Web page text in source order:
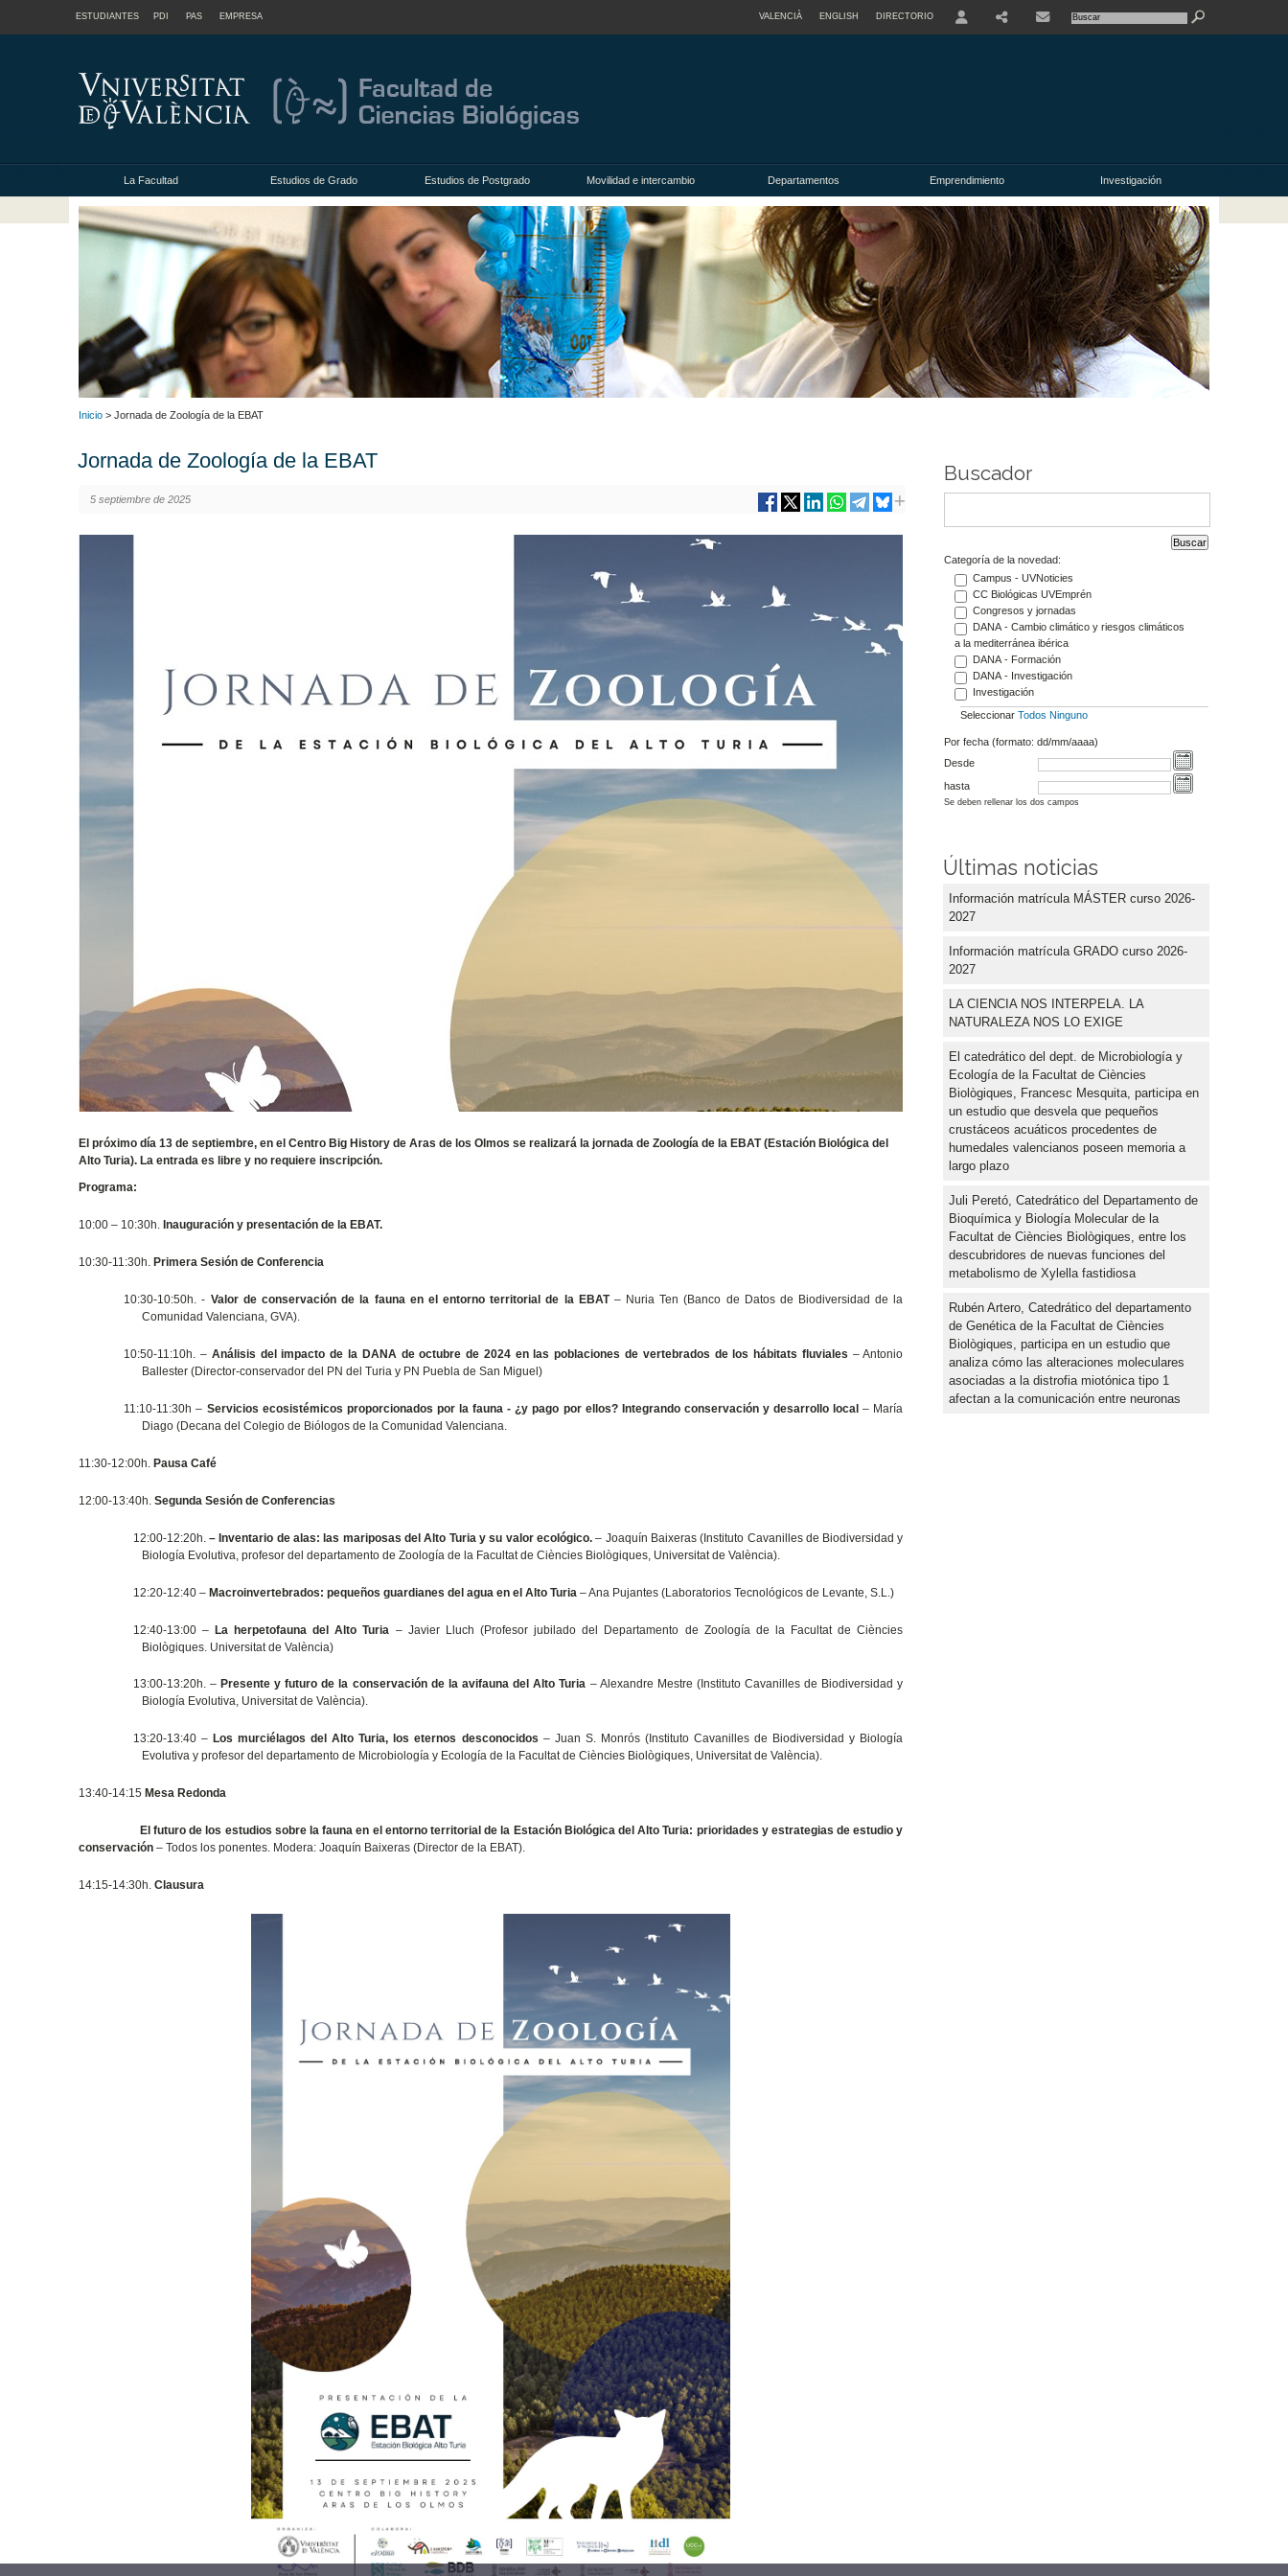
ESTUDIANTES PDI PAS EMPRESA VALENCIÀ ENGLISH DIRECTORIO
La Facultad Estudios de Grado Estudios de Postgrado Movilidad e intercambio Departamentos Emprendimiento Investigación
Inicio > Jornada de Zoología de la EBAT
Jornada de Zoología de la EBAT
5 septiembre de 2025
El próximo día 13 de septiembre, en el Centro Big History de Aras de los Olmos se realizará la jornada de Zoología de la EBAT (Estación Biológica del
Alto Turia). La entrada es libre y no requiere inscripción.
Programa:
10:00 – 10:30h. Inauguración y presentación de la EBAT.
10:30-11:30h. Primera Sesión de Conferencia
10:30-10:50h. - Valor de conservación de la fauna en el entorno territorial de la EBAT– Nuria Ten (Banco de Datos de Biodiversidad de la
Comunidad Valenciana, GVA).
10:50-11:10h. – Análisis del impacto de la DANA de octubre de 2024 en las poblaciones de vertebrados de los hábitats fluviales – Antonio
Ballester (Director-conservador del PN del Turia y PN Puebla de San Miguel)
11:10-11:30h – Servicios ecosistémicos proporcionados por la fauna - ¿y pago por ellos? Integrando conservación y desarrollo local – María
Diago (Decana del Colegio de Biólogos de la Comunidad Valenciana.
11:30-12:00h. Pausa Café
12:00-13:40h. Segunda Sesión de Conferencias
12:00-12:20h. – Inventario de alas: las mariposas del Alto Turia y su valor ecológico.– Joaquín Baixeras (Instituto Cavanilles de Biodiversidad y
Biología Evolutiva, profesor del departamento de Zoología de la Facultat de Ciències Biològiques, Universitat de València).
12:20-12:40 – Macroinvertebrados: pequeños guardianes del agua en el Alto Turia – Ana Pujantes (Laboratorios Tecnológicos de Levante, S.L.)
12:40-13:00 – La herpetofauna del Alto Turia – Javier Lluch (Profesor jubilado del Departamento de Zoología de la Facultat de Ciències
Biològiques. Universitat de València)
13:00-13:20h. – Presente y futuro de la conservación de la avifauna del Alto Turia – Alexandre Mestre (Instituto Cavanilles de Biodiversidad y
Biología Evolutiva, Universitat de València).
13:20-13:40 – Los murciélagos del Alto Turia, los eternos desconocidos – Juan S. Monrós (Instituto Cavanilles de Biodiversidad y Biología
Evolutiva y profesor del departamento de Microbiología y Ecología de la Facultat de Ciències Biològiques, Universitat de València).
13:40-14:15 Mesa Redonda
El futuro de los estudios sobre la fauna en el entorno territorial de la Estación Biológica del Alto Turia: prioridades y estrategias de estudio y
conservación – Todos los ponentes. Modera: Joaquín Baixeras (Director de la EBAT).
14:15-14:30h. Clausura
Buscador
Categoría de la novedad:
Campus - UVNoticies
CC Biológicas UVEmprén
Congresos y jornadas
DANA - Cambio climático y riesgos climáticos
a la mediterránea ibérica
DANA - Formación
DANA - Investigación
Investigación
Seleccionar Todos Ninguno
Por fecha (formato: dd/mm/aaaa)
Desde
hasta
Se deben rellenar los dos campos
Últimas noticias
Información matrícula MÁSTER curso 2026-
2027
Información matrícula GRADO curso 2026-
2027
LA CIENCIA NOS INTERPELA. LA
NATURALEZA NOS LO EXIGE
El catedrático del dept. de Microbiología y
Ecología de la Facultat de Ciències
Biològiques, Francesc Mesquita, participa en
un estudio que desvela que pequeños
crustáceos acuáticos procedentes de
humedales valencianos poseen memoria a
largo plazo
Juli Peretó, Catedrático del Departamento de
Bioquímica y Biología Molecular de la
Facultat de Ciències Biològiques, entre los
descubridores de nuevas funciones del
metabolismo de Xylella fastidiosa
Rubén Artero, Catedrático del departamento
de Genética de la Facultat de Ciències
Biològiques, participa en un estudio que
analiza cómo las alteraciones moleculares
asociadas a la distrofia miotónica tipo 1
afectan a la comunicación entre neuronas